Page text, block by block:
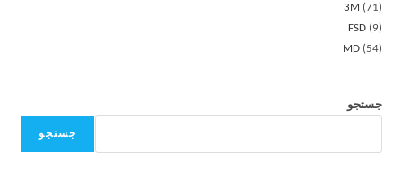
3M
71
FSD
9
MD
54
جستجو
جستجو